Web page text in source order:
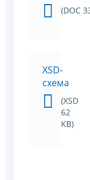
(DOC
XSD-
схема
(XSD
62
KB)